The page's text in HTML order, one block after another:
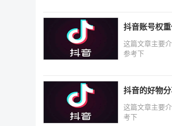
抖音账号权
这篇文章主要
参考下
抖音的好物分
这篇文章主要
考下